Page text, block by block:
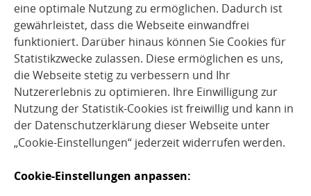
eine optimale Nutzung zu ermöglichen. Dadurch ist
gewährleistet, dass die Webseite einwandfrei
funktioniert. Darüber hinaus können Sie Cookies für
Statistikzwecke zulassen. Diese ermöglichen es uns,
die Webseite stetig zu verbessern und Ihr
Nutzererlebnis zu optimieren. Ihre Einwilligung zur
Nutzung der Statistik-Cookies ist freiwillig und kann in
der Datenschutzerklärung dieser Webseite unter
„Cookie-Einstellungen“ jederzeit widerrufen werden.
Cookie-Einstellungen anpassen: